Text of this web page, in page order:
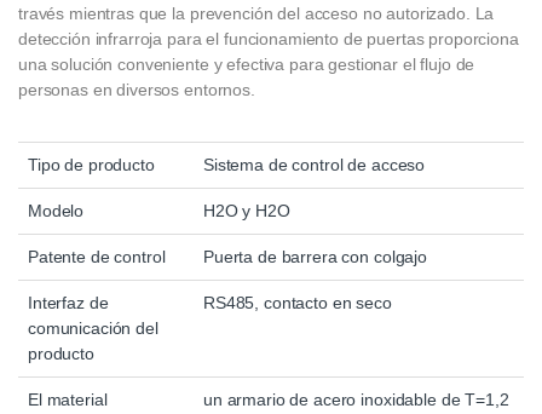
través mientras que la prevención del acceso no autorizado. La
detección infrarroja para el funcionamiento de puertas proporciona
una solución conveniente y efectiva para gestionar el flujo de
personas en diversos entornos.
Tipo de producto Sistema de control de acceso
Modelo H2O y H2O
Patente de control Puerta de barrera con colgajo
Interfaz de
comunicación del
producto
RS485, contacto en seco
El material
un armario de acero inoxidable de T=1,2